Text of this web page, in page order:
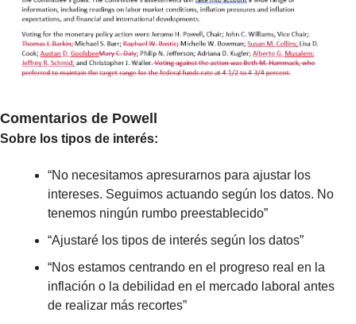
Comentarios de Powell
Sobre los tipos de interés:
“No necesitamos apresurarnos para ajustar los
intereses. Seguimos actuando según los datos. No
tenemos ningún rumbo preestablecido”
“Ajustaré los tipos de interés según los datos”
“Nos estamos centrando en el progreso real en la
inflación o la debilidad en el mercado laboral antes
de realizar más recortes”